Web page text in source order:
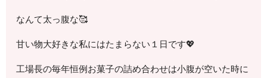
なんて太っ腹な🥰
甘い物大好きな私にはたまらない１日です💖
工場長の毎年恒例お菓子の詰め合わせは小腹が空いた時に